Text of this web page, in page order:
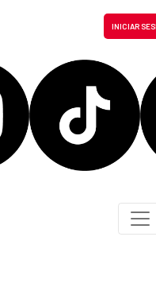
INICIAR